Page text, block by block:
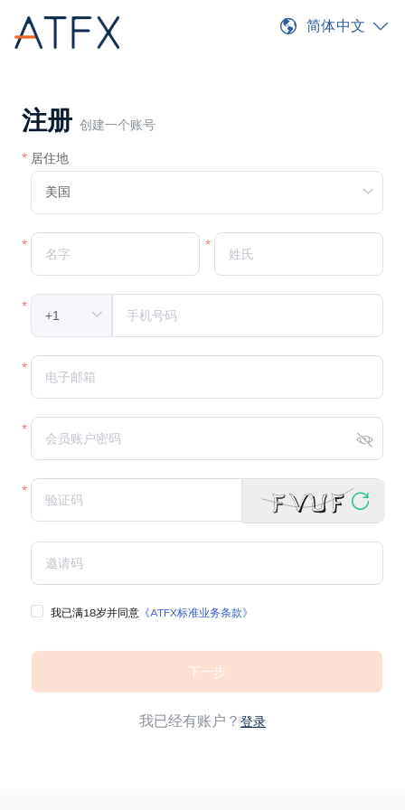
简体中文
注册 创建一个账号
居住地
我已满18岁并同意 《ATFX标准业务条款》
下一步
我已经有账户？ 登录